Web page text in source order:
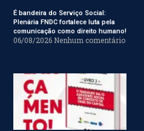
É bandeira do Serviço Social:
Plenária FNDC fortalece luta pela
comunicação como direito humano!
06/08/2026 Nenhum comentário